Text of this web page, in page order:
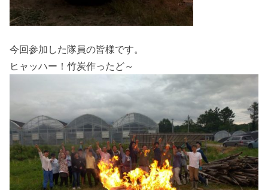
今回参加した隊員の皆様です。
ヒャッハー！竹炭作ったど～